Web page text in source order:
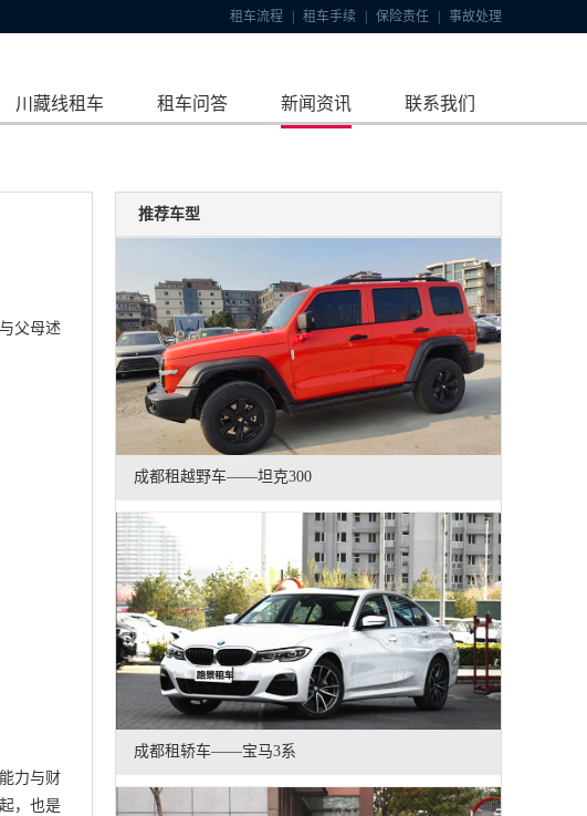
租车流程 租车手续 保险责任 事故处理
川藏线租车 租车问答 新闻资讯 联系我们
父母述
力与财
，也是
推荐车型
成都租越野车——坦克300
成都租轿车——宝马3系